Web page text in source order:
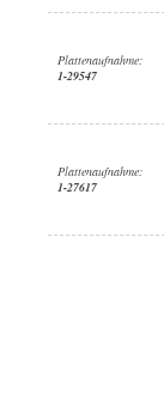
Plattenaufnahme:
1-29547
Plattenaufnahme:
1-27617